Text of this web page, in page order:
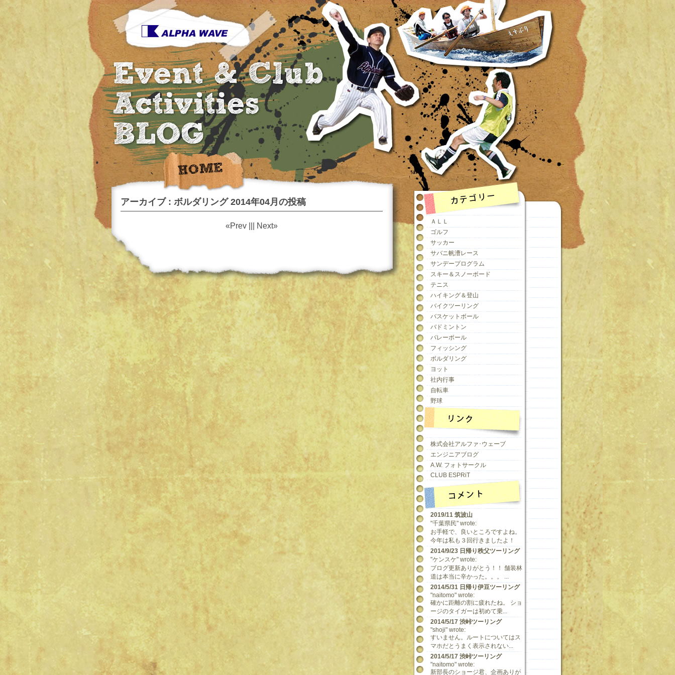
アーカイブ : ボルダリング 2014年04月の投稿
«Prev ||| Next»
ＡＬＬ
ゴルフ
サッカー
サバニ帆漕レース
サンデープログラム
スキー＆スノーボード
テニス
ハイキング＆登山
バイクツーリング
バスケットボール
バドミントン
バレーボール
フィッシング
ボルダリング
ヨット
社内行事
自転車
野球
株式会社アルファ･ウェーブ
エンジニアブログ
A.W. フォトサークル
CLUB ESPRiT
2019/11 筑波山
"千葉県民" wrote:
お手軽で、良いところですよね。
今年は私も３回行きましたよ！
2014/9/23 日帰り秩父ツーリング
"ケンスケ" wrote:
ブログ更新ありがとう！！ 舗装林
道は本当に辛かった。。。 ...
2014/5/31 日帰り伊豆ツーリング
"naitomo" wrote:
確かに距離の割に疲れたね。 ショ
ージのタイガーは初めて乗...
2014/5/17 渋峠ツーリング
"shoji" wrote:
すいません。ルートについてはス
マホだとうまく表示されない...
2014/5/17 渋峠ツーリング
"naitomo" wrote:
新部長のショージ君、企画ありが